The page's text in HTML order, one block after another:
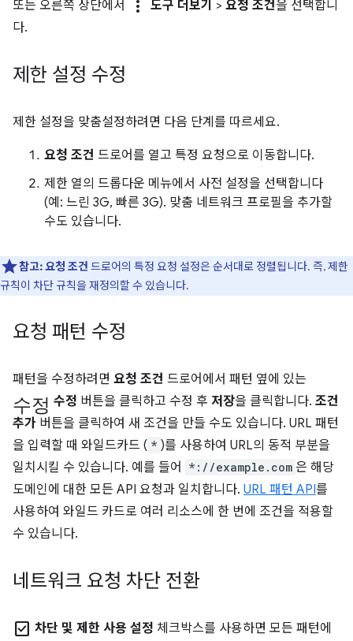
또는 오른쪽 상단에서 more_vert 도구 더보기 > 요청 조건을 선택합니
다.
제한 설정 수정
제한 설정을 맞춤설정하려면 다음 단계를 따르세요.
요청 조건 드로어를 열고 특정 요청으로 이동합니다.
제한 열의 드롭다운 메뉴에서 사전 설정을 선택합니다
(예: 느린 3G, 빠른 3G). 맞춤 네트워크 프로필을 추가할
수도 있습니다.
참고:요청 조건 드로어의 특정 요청 설정은 순서대로 정렬됩니다. 즉, 제한
규칙이 차단 규칙을 재정의할 수 있습니다.
요청 패턴 수정
패턴을 수정하려면 요청 조건 드로어에서 패턴 옆에 있는
수정 수정 버튼을 클릭하고 수정 후 저장을 클릭합니다. 조건
추가 버튼을 클릭하여 새 조건을 만들 수도 있습니다. URL 패턴
을 입력할 때 와일드카드 ( * )를 사용하여 URL의 동적 부분을
일치시킬 수 있습니다. 예를 들어
*://example.com 은 해당
도메인에 대한 모든 API 요청과 일치합니다. URL 패턴 API를
사용하여 와일드 카드로 여러 리소스에 한 번에 조건을 적용할
수 있습니다.
네트워크 요청 차단 전환
check_box 차단 및 제한 사용 설정 체크박스를 사용하면 모든 패턴에